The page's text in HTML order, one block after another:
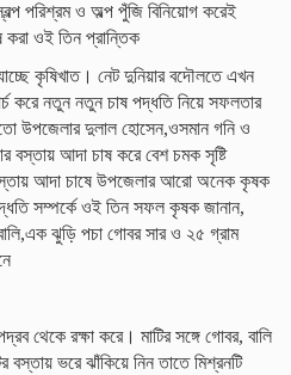
পরিশ্রম ও অল্প পুঁজি বিনিয়োগ করেই
করা ওই তিন প্রান্তিক
কৃষিখাত। নেট দুনিয়ার বদৌলতে এখন
করে নতুন নতুন চাষ পদ্ধতি নিয়ে সফলতার
উপজেলার দুলাল হোসেন,ওসমান গনি ও
বস্তায় আদা চাষ করে বেশ চমক সৃষ্টি
আদা চাষে উপজেলার আরো অনেক কৃষক
সম্পর্কে ওই তিন সফল কৃষক জানান,
ঝুড়ি পচা গোবর সার ও ২৫ গ্রাম
থেকে রক্ষা করে। মাটির সঙ্গে গোবর, বালি
বস্তায় ভরে ঝাঁকিয়ে নিন তাতে মিশ্রনটি